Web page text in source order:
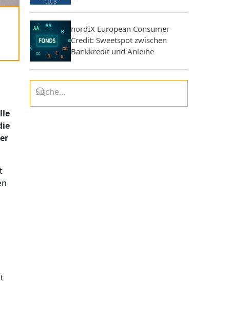
nordIX European Consumer
Credit: Sweetspot zwischen
Bankkredit und Anleihe